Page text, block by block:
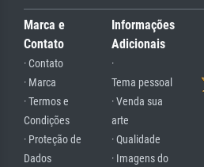
Marca e
Contato
· Contato
· Marca
· Termos e
Condições
· Proteção de
Dados
Informações
Adicionais
·
Tema pessoal
· Venda sua
arte
· Qualidade
· Imagens do